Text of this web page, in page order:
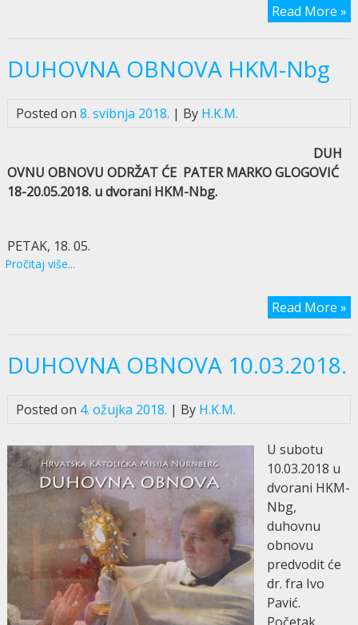
Read More »
DUHOVNA OBNOVA HKM-Nbg
Posted on 8. svibnja 2018. | By H.K.M.
DUH
OVNU OBNOVU ODRŽAT ĆE PATER MARKO GLOGOVIĆ
18-20.05.2018. u dvorani HKM-Nbg.
PETAK, 18. 05.
Pročitaj više...
Read More »
DUHOVNA OBNOVA 10.03.2018.
Posted on 4. ožujka 2018. | By H.K.M.
U subotu
10.03.2018 u
dvorani HKM-
Nbg,
duhovnu
obnovu
predvodit će
dr. fra Ivo
Pavić.